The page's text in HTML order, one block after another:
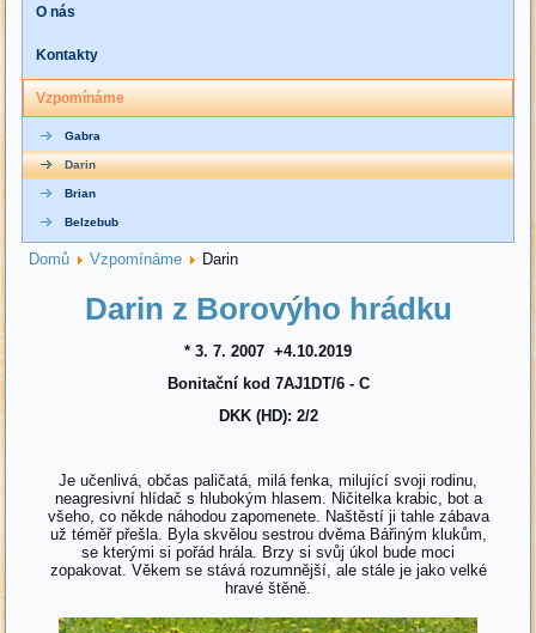
O nás
Kontakty
Vzpomínáme
Gabra
Darin
Brian
Belzebub
Domů Vzpomínáme Darin
Darin z Borovýho hrádku
* 3. 7. 2007 +4.10.2019
Bonitační kod 7AJ1DT/6 - C
DKK (HD): 2/2
Je učenlivá, občas paličatá, milá fenka, milující svoji rodinu,
neagresivní hlídač s hlubokým hlasem. Ničitelka krabic, bot a
všeho, co někde náhodou zapomenete. Naštěstí ji tahle zábava
už téměř přešla. Byla skvělou sestrou dvěma Bářiným klukům,
se kterými si pořád hrála. Brzy si svůj úkol bude moci
zopakovat. Věkem se stává rozumnější, ale stále je jako velké
hravé štěně.